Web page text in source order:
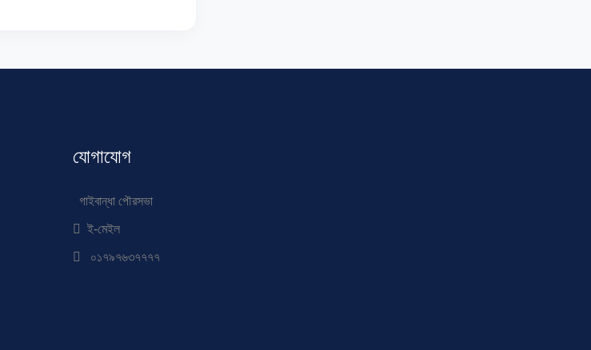
যোগাযোগ
গাইবান্ধা পৌরসভা
ই-মেইল
০১৭৯৭৬৩৭৭৭৭